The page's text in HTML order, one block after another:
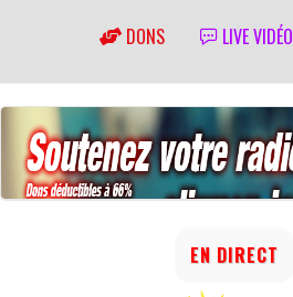
DONS LIVE VIDÉO
EN DIRECT